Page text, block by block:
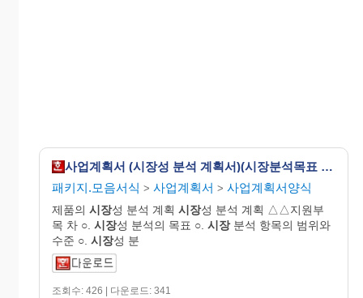
사업계획서 (시장성 분석 계획서)(시장분석목표 시장분석항목의범위와수준/자료수집 소요기간과예산 시장성분석기법 시장성분석의일정)
패키지.모음서식 > 사업계획서 > 사업계획서양식
제품의 시장성 분석 계획 시장성 분석 계획 △△지원부
목 차 ○. 시장성 분석의 목표 ○. 시장분석 항목의 범위와
수준 ○. 시장성 분
조회수: 426 | 다운로드: 341